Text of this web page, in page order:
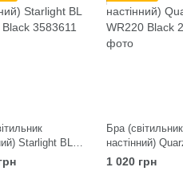
Starlight BL
Бра (світильник
настінний)
Black
1 020 грн